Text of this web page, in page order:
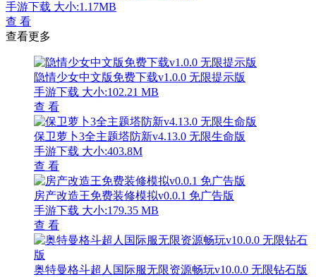
手游下载 大小:1.17MB
查 看
查看更多
隐情少女中文版免费下载v1.0.0 无限提示版
手游下载 大小:102.21 MB
查 看
保卫萝卜3全主题塔防新v4.13.0 无限生命版
手游下载 大小:403.8M
查 看
房产改造王免费装修模拟v0.0.1 免广告版
手游下载 大小:179.35 MB
查 看
奥特曼格斗超人国际服无限资源畅玩v10.0.0 无限钻石版